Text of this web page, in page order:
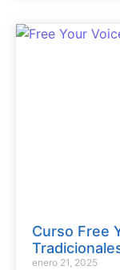
Curso Free
enero 21, 2025